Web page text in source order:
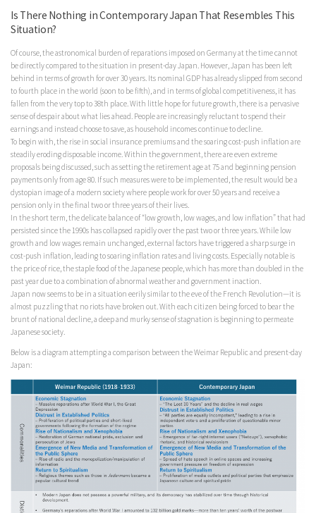
Is There Nothing in Contemporary Japan That Resembles This
Situation?
Of course, the astronomical burden of reparations imposed on Germany at the time cannot
be directly compared to the situation in present-day Japan. However, Japan has been left
behind in terms of growth for over 30 years. Its nominal GDP has already slipped from second
to fourth place in the world (soon to be fifth), and in terms of global competitiveness, it has
fallen from the very top to 38th place. With little hope for future growth, there is a pervasive
sense of despair about what lies ahead. People are increasingly reluctant to spend their
earnings and instead choose to save, as household incomes continue to decline.
To begin with, the rise in social insurance premiums and the soaring cost-push inflation are
steadily eroding disposable income. Within the government, there are even extreme
proposals being discussed, such as setting the retirement age at 75 and beginning pension
payments only from age 80. If such measures were to be implemented, the result would be a
dystopian image of a modern society where people work for over 50 years and receive a
pension only in the final two or three years of their lives.
In the short term, the delicate balance of “low growth, low wages, and low inflation” that had
persisted since the 1990s has collapsed rapidly over the past two or three years. While low
growth and low wages remain unchanged, external factors have triggered a sharp surge in
cost-push inflation, leading to soaring inflation rates and living costs. Especially notable is
the price of rice, the staple food of the Japanese people, which has more than doubled in the
past year due to a combination of abnormal weather and government inaction.
Japan now seems to be in a situation eerily similar to the eve of the French Revolution—it is
almost puzzling that no riots have broken out. With each citizen being forced to bear the
brunt of national decline, a deep and murky sense of stagnation is beginning to permeate
Japanese society.
Below is a diagram attempting a comparison between the Weimar Republic and present-day
Japan: